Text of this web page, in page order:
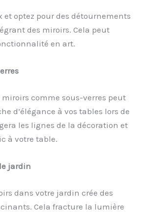
et optez pour des détournements
des miroirs. Cela peut
en art.
comme sous-verres peut
d’élégance à vos tables lors de
les lignes de la décoration et
à votre table.
jardin
dans votre jardin crée des
Cela fracture la lumière